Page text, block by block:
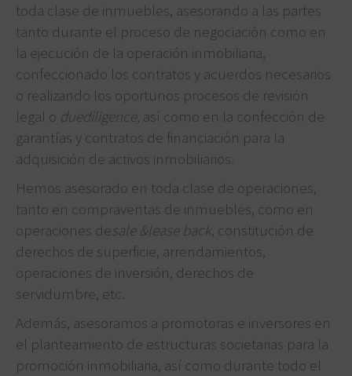
toda clase de inmuebles, asesorando a las partes
tanto durante el proceso de negociación como en
la ejecución de la operación inmobiliaria,
confeccionado los contratos y acuerdos necesarios
o realizando los oportunos procesos de revisión
legal o duediligence, así como en la confección de
garantías y contratos de financiación para la
adquisición de activos inmobiliarios.
Hemos asesorado en toda clase de operaciones,
tanto en compraventas de inmuebles, como en
operaciones desale &lease back, constitución de
derechos de superficie, arrendamientos,
operaciones de inversión, derechos de
servidumbre, etc.
Además, asesoramos a promotoras e inversores en
el planteamiento de estructuras societarias para la
promoción inmobiliaria, así como durante todo el